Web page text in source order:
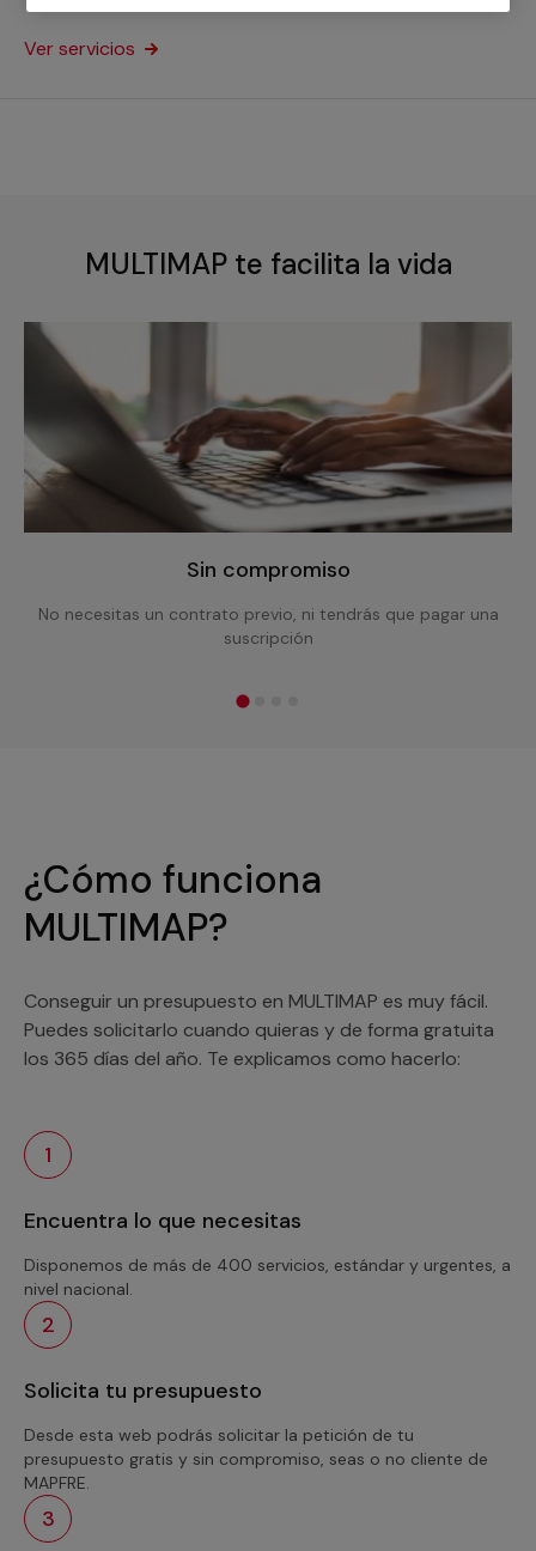
piscinas de hormigón o de cualquier otro tipo.
Ver servicios
MULTIMAP te facilita la vida
Sin compromiso
No necesitas un contrato previo, ni tendrás que pagar una
suscripción
¿Cómo funciona
MULTIMAP?
Conseguir un presupuesto en MULTIMAP es muy fácil.
Puedes solicitarlo cuando quieras y de forma gratuita
los 365 días del año. Te explicamos como hacerlo:
1
Encuentra lo que necesitas
Disponemos de más de 400 servicios, estándar y urgentes, a
nivel nacional.
2
Solicita tu presupuesto
Desde esta web podrás solicitar la petición de tu
presupuesto gratis y sin compromiso, seas o no cliente de
MAPFRE.
3